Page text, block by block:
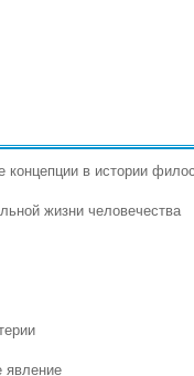
концепции в истории
жизни человечества
явление